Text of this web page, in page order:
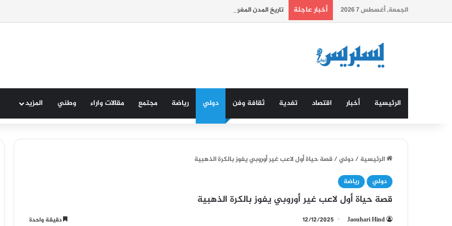
الجمعة, أغسطس 7 2026 أخبار عاجلة تاريخ المدن المغربية…. ( تازة )
الرئيسية أخبار اقتصاد تغدية ثقافة وفن دولي رياضة مجتمع مقالات واراء وطني المزيد
الرئيسية/دولي/قصة حياة أول لاعب غير أوروبي يفوز بالكرة الذهبية
دولي
رياضة
قصة حياة أول لاعب غير أوروبي يفوز بالكرة الذهبية
Jaouhari Hind
12/12/2025 دقيقة واحدة